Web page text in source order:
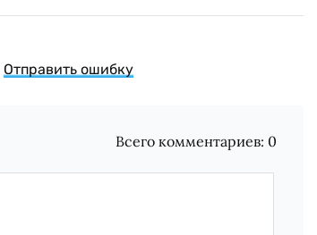
Отправить ошибку
Всего комментариев: 0